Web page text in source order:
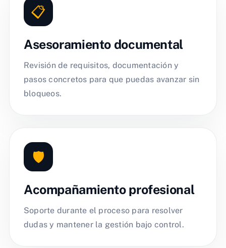
📋
Asesoramiento documental
Revisión de requisitos, documentación y
pasos concretos para que puedas avanzar sin
bloqueos.
🛡️
Acompañamiento profesional
Soporte durante el proceso para resolver
dudas y mantener la gestión bajo control.